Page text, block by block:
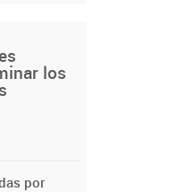
los
por